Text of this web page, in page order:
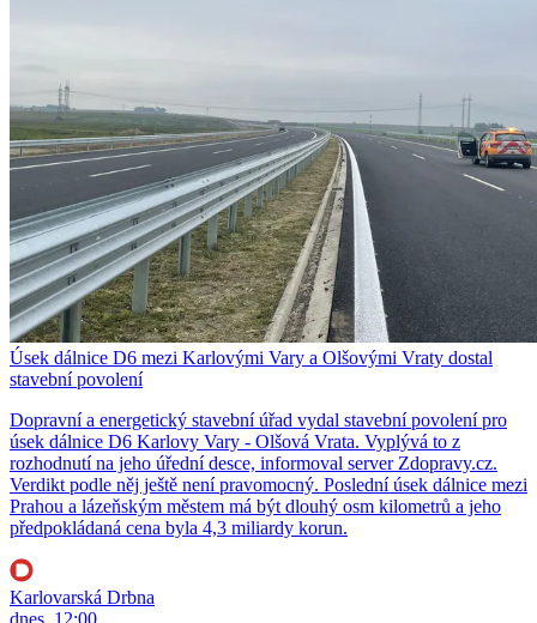
Úsek dálnice D6 mezi Karlovými Vary a Olšovými Vraty dostal
stavební povolení
Dopravní a energetický stavební úřad vydal stavební povolení pro
úsek dálnice D6 Karlovy Vary - Olšová Vrata. Vyplývá to z
rozhodnutí na jeho úřední desce, informoval server Zdopravy.cz.
Verdikt podle něj ještě není pravomocný. Poslední úsek dálnice mezi
Prahou a lázeňským městem má být dlouhý osm kilometrů a jeho
předpokládaná cena byla 4,3 miliardy korun.
Karlovarská Drbna
dnes, 12:00